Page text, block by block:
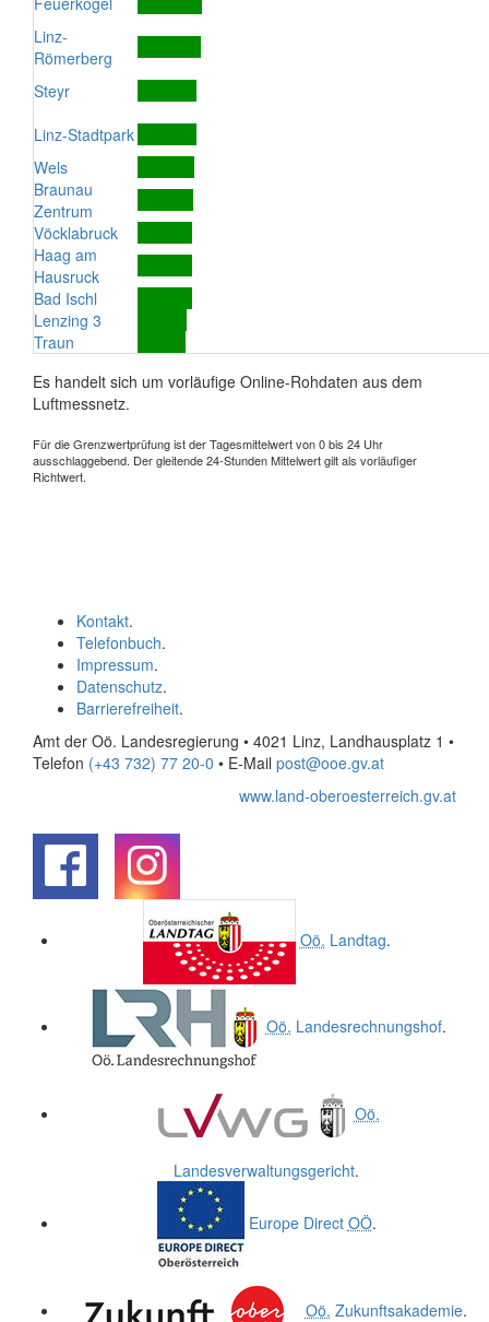
Linz-
Römerberg
Steyr
Linz-Stadtpark
Wels
Braunau
Zentrum
Vöcklabruck
Haag am
Hausruck
Bad Ischl
Lenzing 3
Traun
Es handelt sich um vorläufige Online-Rohdaten aus dem
Luftmessnetz.
Für die Grenzwertprüfung ist der Tagesmittelwert von 0 bis 24 Uhr
ausschlaggebend. Der gleitende 24-Stunden Mittelwert gilt als vorläufiger
Richtwert.
Kontakt.
Telefonbuch.
Impressum.
Datenschutz.
Barrierefreiheit.
Amt der Oö. Landesregierung • 4021 Linz, Landhausplatz 1 •
Telefon (+43 732) 77 20-0 • E-Mail post@ooe.gv.at
www.land-oberoesterreich.gv.at
Oö. Landtag.
Oö. Landesrechnungshof.
Oö.
Landesverwaltungsgericht.
Europe Direct OÖ.
Oö. Zukunftsakademie.